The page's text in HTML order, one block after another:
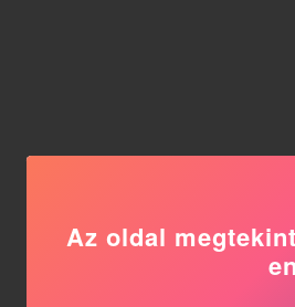
Az oldal